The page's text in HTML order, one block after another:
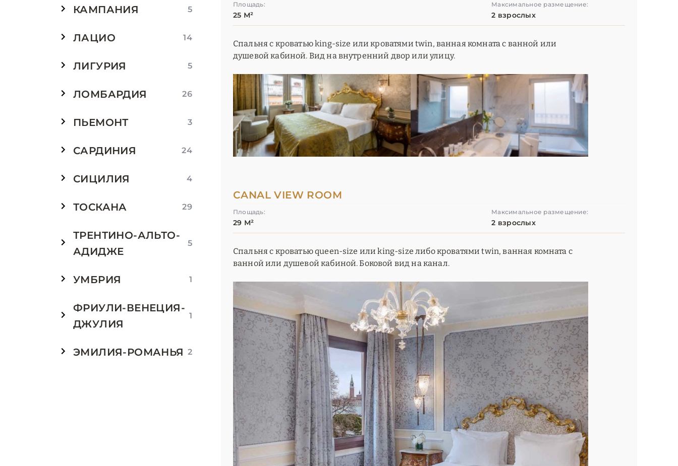
КАМПАНИЯ 5
ЛАЦИО 14
ЛИГУРИЯ 5
ЛОМБАРДИЯ 26
ПЬЕМОНТ 3
САРДИНИЯ 24
СИЦИЛИЯ 4
ТОСКАНА 29
ТРЕНТИНО-АЛЬТО-
АДИДЖЕ
5
УМБРИЯ 1
ФРИУЛИ-ВЕНЕЦИЯ-
ДЖУЛИЯ
1
ЭМИЛИЯ-РОМАНЬЯ 2
Площадь:
25 М²
Максимальное размещение:
2 взрослых
Спальня с кроватью king-size или кроватями twin, ванная комната с ванной или
душевой кабиной. Вид на внутренний двор или улицу.
CANAL VIEW ROOM
Площадь:
29 М²
Максимальное размещение:
2 взрослых
Спальня с кроватью queen-size или king-size либо кроватями twin, ванная комната с
ванной или душевой кабиной. Боковой вид на канал.